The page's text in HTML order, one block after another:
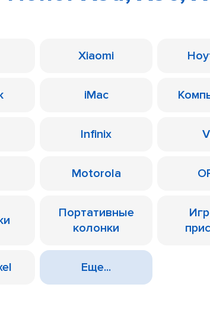
Xiaomi
iMac
Infinix
Motorola
Портативные
колонки
Еще...